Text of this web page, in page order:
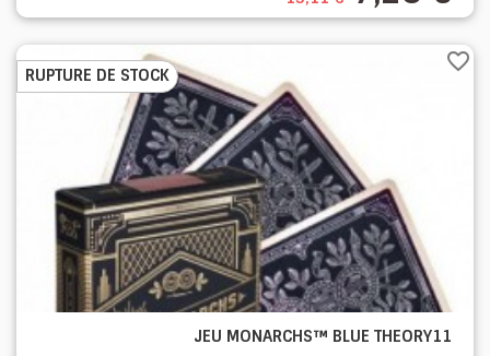
JEU MONARCHS™ BLUE THEORY11
RUPTURE DE STOCK
favorite_border